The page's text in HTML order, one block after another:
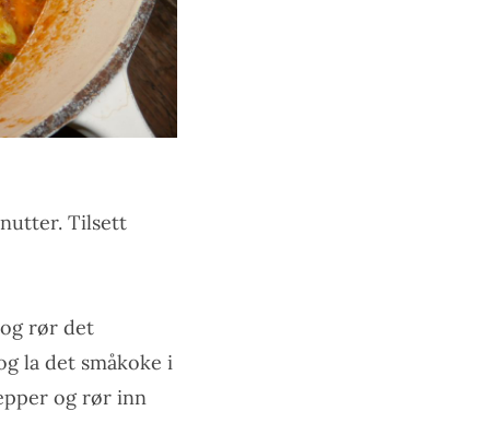
Tilsett
rør det
la det småkoke i
og rør inn